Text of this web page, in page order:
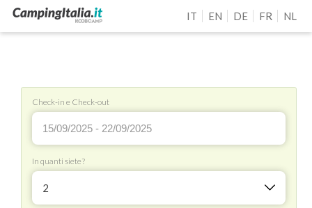
IT EN DE FR NL
Check-in e Check-out
In quanti siete?
2